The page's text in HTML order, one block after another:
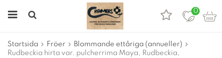
0
Startsida Fröer
Blommande ettåriga (annueller)
Rudbeckia hirta var. pulcherrima Maya, Rudbeckia,